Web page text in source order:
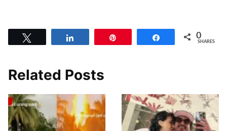
Share 0
SHARES
Related Posts